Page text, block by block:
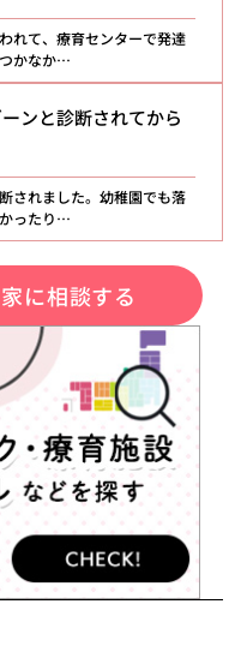
れて、療育センターで発達
かなか…
ンと診断されてから
されました。幼稚園でも落
ったり…
に相談する